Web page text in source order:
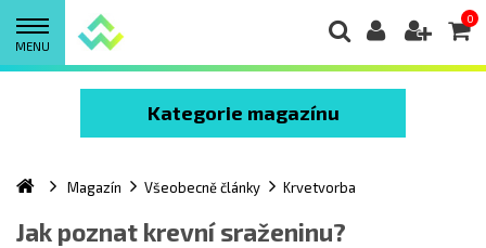
MENU
0
Kategorie magazínu
Magazín Všeobecně články Krvetvorba
Jak poznat krevní sraženinu?